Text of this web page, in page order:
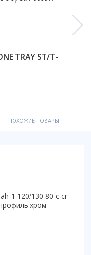
TRAY ST/T-
ПОХОЖИЕ ТОВАРЫ